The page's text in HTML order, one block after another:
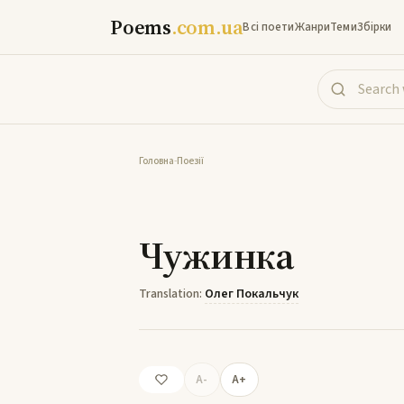
Poems.com.uaВсі поетиЖанриТемиЗбірки
Головна-Поезії
Чужинка
Translation: Олег Покальчук
A- A+